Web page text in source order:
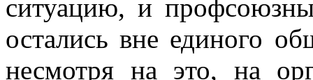
ситуацию, и
остались вне единого
несмотря на это, на